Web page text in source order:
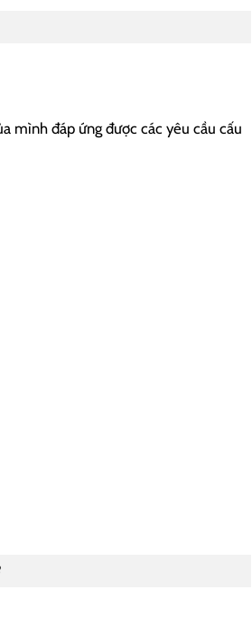
mình đáp ứng được các yêu cầu cấu